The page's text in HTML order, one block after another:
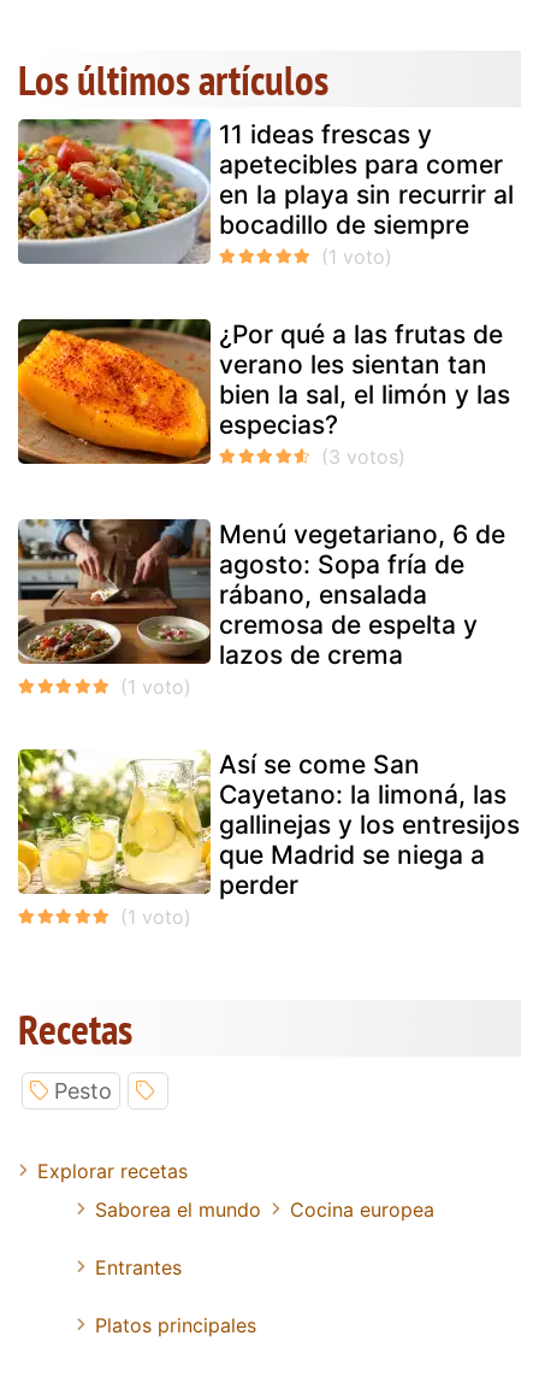
Los últimos artículos
11 ideas frescas y
apetecibles para comer
en la playa sin recurrir al
bocadillo de siempre
¿Por qué a las frutas de
verano les sientan tan
bien la sal, el limón y las
especias?
Menú vegetariano, 6 de
agosto: Sopa fría de
rábano, ensalada
cremosa de espelta y
lazos de crema
Así se come San
Cayetano: la limoná, las
gallinejas y los entresijos
que Madrid se niega a
perder
Recetas
Pesto
Explorar recetas
Saborea el mundo
Cocina europea
Entrantes
Platos principales